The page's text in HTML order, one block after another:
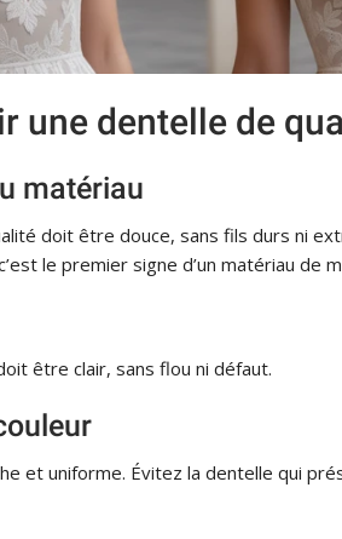
une dentelle de
matériau
doit être douce, sans fils durs ni
le premier signe d’un matériau de
être clair, sans flou ni défaut.
et uniforme. Évitez la dentelle qui